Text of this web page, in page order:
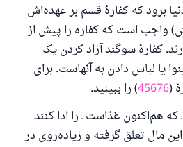
برود که کفارهٔ قسم بر عهده‌اش
واجب است که کفاره را پیش از
کفارهٔ سوگند آزاد کردن یک
یا لباس دادن به آنهاست. برای
(
45676) را ببینید.
که هم‌اکنون غذاست ـ را ادا کنند
مال تعلق گرفته و زیاده‌روی در